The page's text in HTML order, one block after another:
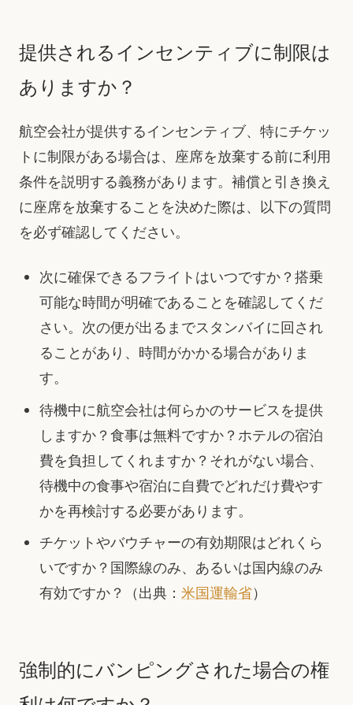
提供されるインセンティブに制限は
ありますか？
航空会社が提供するインセンティブ、特にチケッ
トに制限がある場合は、座席を放棄する前に利用
条件を説明する義務があります。補償と引き換え
に座席を放棄することを決めた際は、以下の質問
を必ず確認してください。
次に確保できるフライトはいつですか？搭乗
可能な時間が明確であることを確認してくだ
さい。次の便が出るまでスタンバイに回され
ることがあり、時間がかかる場合がありま
す。
待機中に航空会社は何らかのサービスを提供
しますか？食事は無料ですか？ホテルの宿泊
費を負担してくれますか？それがない場合、
待機中の食事や宿泊に自費でどれだけ費やす
かを再検討する必要があります。
チケットやバウチャーの有効期限はどれくら
いですか？国際線のみ、あるいは国内線のみ
有効ですか？（出典：米国運輸省）
強制的にバンピングされた場合の権